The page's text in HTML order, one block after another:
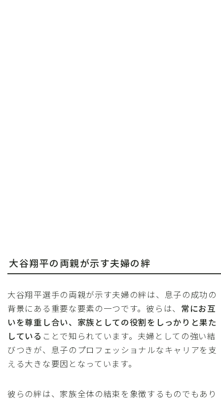
大谷翔平の両親が示す夫婦の絆
大谷翔平選手の両親が示す夫婦の絆は、息子の成功の
背景にある重要な要素の一つです。彼らは、 常にお互
いを尊重し合い、家族としての役割をしっかりと果た
している ことで知られています。夫婦としての強い結
びつきが、息子のプロフェッショナルなキャリアを支
える大きな要因となっています。
彼らの絆は、家族全体の結束を象徴するものでもあり